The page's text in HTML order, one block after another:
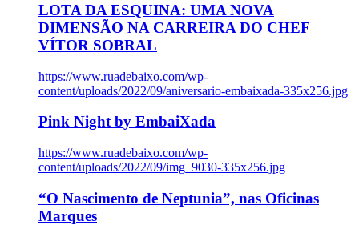
LOTA DA ESQUINA: UMA NOVA
DIMENSÃO NA CARREIRA DO CHEF
VÍTOR SOBRAL
https://www.ruadebaixo.com/wp-
content/uploads/2022/09/aniversario-embaixada-335x256.jpg
Pink Night by EmbaiXada
https://www.ruadebaixo.com/wp-
content/uploads/2022/09/img_9030-335x256.jpg
“O Nascimento de Neptunia”, nas Oficinas
Marques